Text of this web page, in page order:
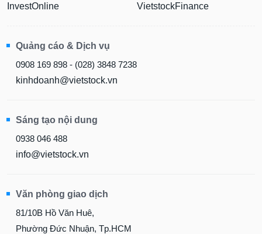
InvestOnline
VietstockFinance
Quảng cáo & Dịch vụ
0908 169 898 - (028) 3848 7238
kinhdoanh@vietstock.vn
Sáng tạo nội dung
0938 046 488
info@vietstock.vn
Văn phòng giao dịch
81/10B Hồ Văn Huê,
Phường Đức Nhuận, Tp.HCM